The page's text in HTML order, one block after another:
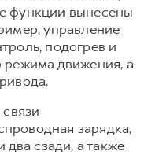
функции вынесены
управление
подогрев и
режима движения, а
зарядка,
два сзади, а также